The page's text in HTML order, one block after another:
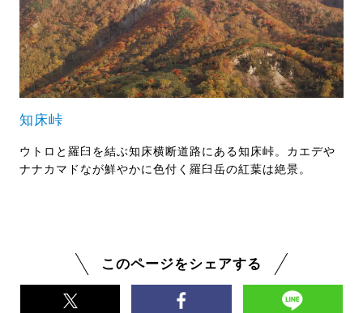
知床峠
ウトロと羅臼を結ぶ知床横断道路にある知床峠。カエデや
ナナカマドなが鮮やかに色付く羅臼岳の紅葉は絶景。
このページをシェアする